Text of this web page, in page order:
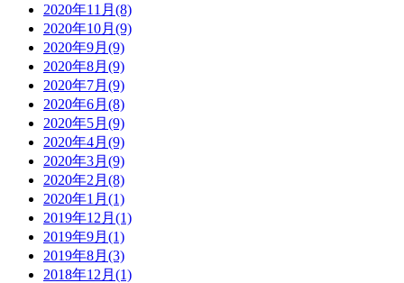
2020年11月(8)
2020年10月(9)
2020年9月(9)
2020年8月(9)
2020年7月(9)
2020年6月(8)
2020年5月(9)
2020年4月(9)
2020年3月(9)
2020年2月(8)
2020年1月(1)
2019年12月(1)
2019年9月(1)
2019年8月(3)
2018年12月(1)